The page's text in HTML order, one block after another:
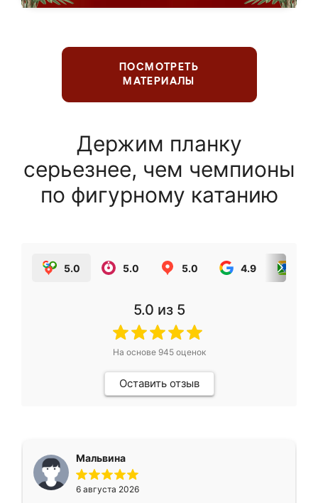
ПОСМОТРЕТЬ
МАТЕРИАЛЫ
Держим планку
серьезнее, чем чемпионы
по фигурному катанию
5.0 5.0 5.0 4.9
5.0 из 5
На основе 945оценок
Оставить отзыв
Мальвина
6 августа 2026